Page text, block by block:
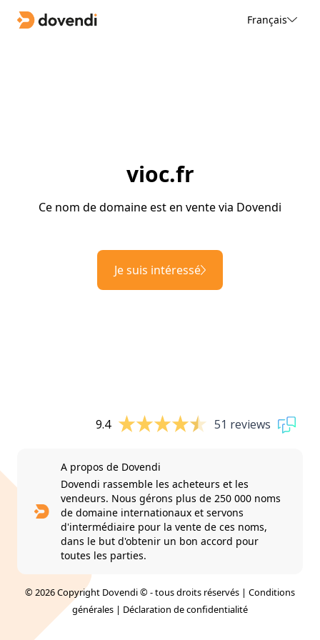
Français
vioc.fr
Ce nom de domaine est en vente via Dovendi
Je suis intéressé
9.4 51 reviews
A propos de Dovendi
Dovendi rassemble les acheteurs et les
vendeurs. Nous gérons plus de 250 000 noms
de domaine internationaux et servons
d'intermédiaire pour la vente de ces noms,
dans le but d'obtenir un bon accord pour
toutes les parties.
© 2026 Copyright Dovendi © - tous droits réservés | Conditions
générales | Déclaration de confidentialité